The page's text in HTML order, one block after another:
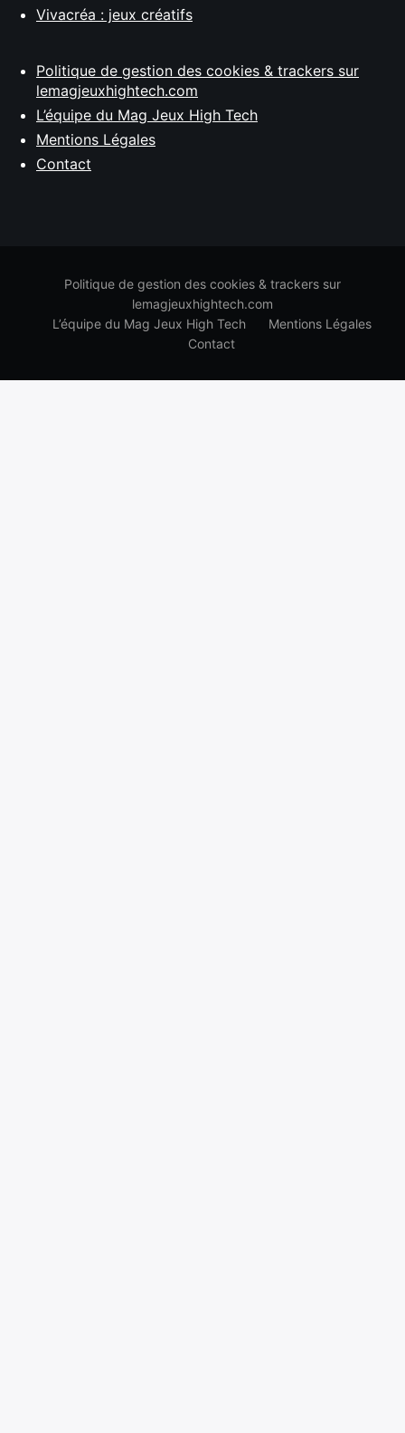
Vivacréa : jeux créatifs
Politique de gestion des cookies & trackers sur
lemagjeuxhightech.com
L’équipe du Mag Jeux High Tech
Mentions Légales
Contact
Politique de gestion des cookies & trackers sur
lemagjeuxhightech.com
L’équipe du Mag Jeux High Tech
Mentions Légales
Contact